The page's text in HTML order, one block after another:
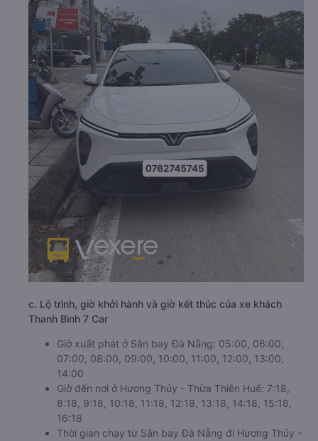
c. Lộ trình, giờ khởi hành và giờ kết thúc của xe khách
Thanh Bình 7 Car
Giờ xuất phát ở Sân bay Đà Nẵng: 05:00, 06:00,
07:00, 08:00, 09:00, 10:00, 11:00, 12:00, 13:00,
14:00
Giờ đến nơi ở Hương Thủy - Thừa Thiên Huế: 7:18,
8:18, 9:18, 10:18, 11:18, 12:18, 13:18, 14:18, 15:18,
16:18
Thời gian chạy từ Sân bay Đà Nẵng đi Hương Thủy -